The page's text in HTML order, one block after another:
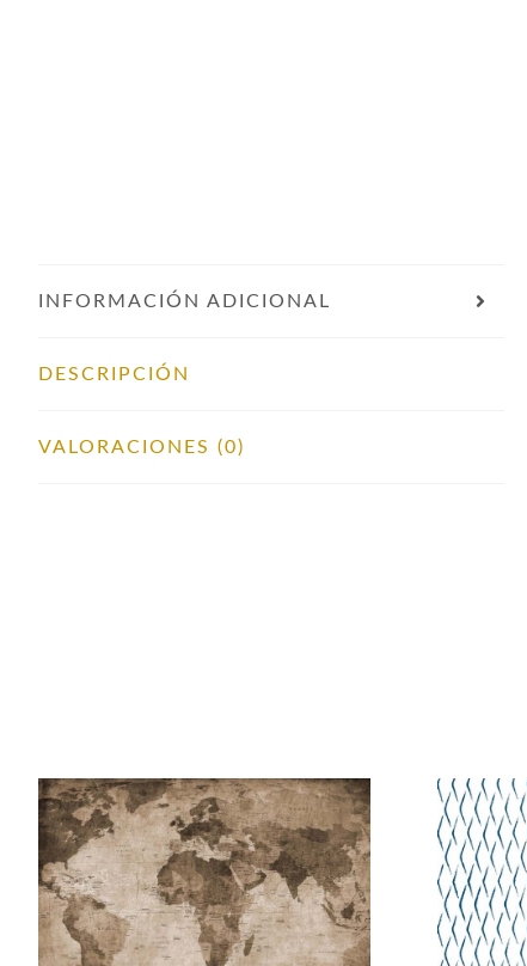
INFORMACIÓN ADICIONAL
DESCRIPCIÓN
VALORACIONES (0)